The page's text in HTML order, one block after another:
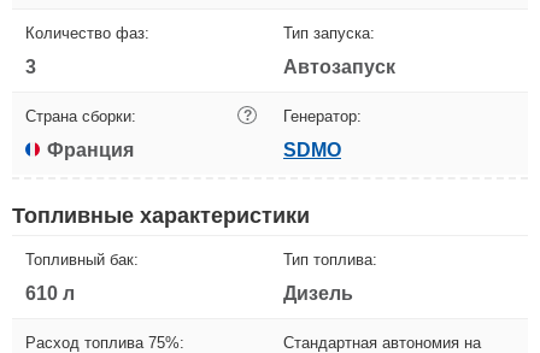
Количество фаз:
3
Тип запуска:
Автозапуск
Страна сборки: ?
Франция
Генератор:
SDMO
Топливные характеристики
Топливный бак:
610 л
Тип топлива:
Дизель
Расход топлива 75%:
Стандартная автономия на